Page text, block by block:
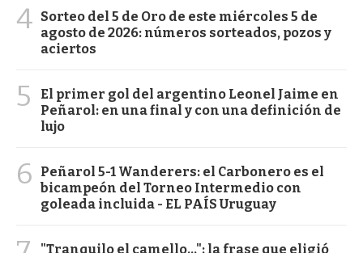
4 Sorteo del 5 de Oro de este miércoles 5 de
agosto de 2026: números sorteados, pozos y
aciertos
5
El primer gol del argentino Leonel Jaime en
Peñarol: en una final y con una definición de
lujo
6
Peñarol 5-1 Wanderers: el Carbonero es el
bicampeón del Torneo Intermedio con
goleada incluida - EL PAÍS Uruguay
"Tranquilo el camello...": la frase que eligió